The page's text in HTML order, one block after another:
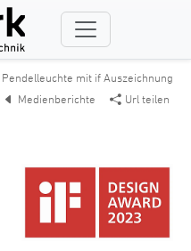
Pendelleuchte mit if Auszeichnung
Url teilen
Medienberichte